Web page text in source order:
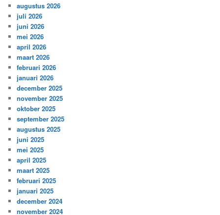
augustus 2026
juli 2026
juni 2026
mei 2026
april 2026
maart 2026
februari 2026
januari 2026
december 2025
november 2025
oktober 2025
september 2025
augustus 2025
juni 2025
mei 2025
april 2025
maart 2025
februari 2025
januari 2025
december 2024
november 2024